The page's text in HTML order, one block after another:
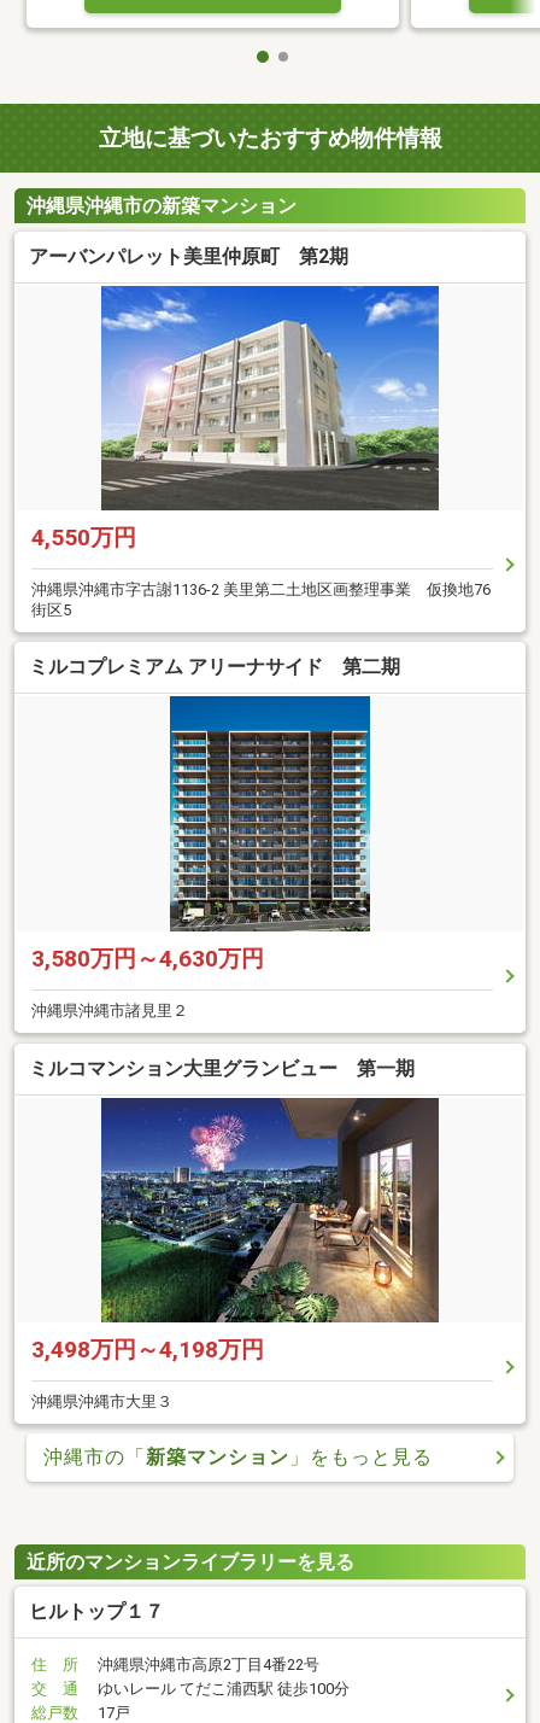
立地に基づいたおすすめ物件情報
沖縄県沖縄市の新築マンション
アーバンパレット美里仲原町 第2期
4,550万円
沖縄県沖縄市字古謝1136-2 美里第二土地区画整理事業 仮換地76
街区5
ミルコプレミアム アリーナサイド 第二期
3,580万円～4,630万円
沖縄県沖縄市諸見里２
ミルコマンション大里グランビュー 第一期
3,498万円～4,198万円
沖縄県沖縄市大里３
沖縄市の「新築マンション 」をもっと見る
近所のマンションライブラリーを見る
ヒルトップ１７
住 所
沖縄県沖縄市高原2丁目4番22号
交 通
ゆいレール てだこ浦西駅 徒歩100分
総戸数
17戸